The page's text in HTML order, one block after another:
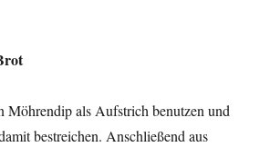
Möhrendip als Aufstrich benutzen und
bestreichen. Anschließend aus